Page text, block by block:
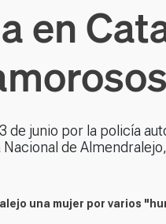
en
de junio por la policía
de
una mujer por varios